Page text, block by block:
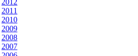
2012
2011
2010
2009
2008
2007